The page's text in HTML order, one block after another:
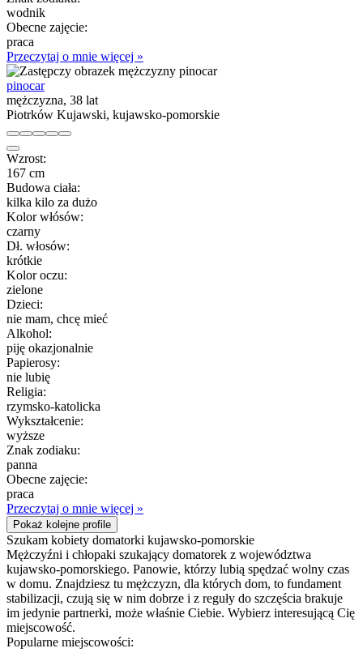
wodnik
Obecne zajęcie:
praca
Przeczytaj o mnie więcej »
pinocar
mężczyzna, 38 lat
Piotrków Kujawski, kujawsko-pomorskie
Wzrost:
167 cm
Budowa ciała:
kilka kilo za dużo
Kolor włósów:
czarny
Dł. włosów:
krótkie
Kolor oczu:
zielone
Dzieci:
nie mam, chcę mieć
Alkohol:
piję okazjonalnie
Papierosy:
nie lubię
Religia:
rzymsko-katolicka
Wykształcenie:
wyższe
Znak zodiaku:
panna
Obecne zajęcie:
praca
Przeczytaj o mnie więcej »
Pokaż kolejne profile
Szukam kobiety domatorki kujawsko-pomorskie
Mężczyźni i chłopaki szukający domatorek z województwa
kujawsko-pomorskiego. Panowie, którzy lubią spędzać wolny czas
w domu. Znajdziesz tu mężczyzn, dla których dom, to fundament
stabilizacji, czują się w nim dobrze i z reguły do szczęścia brakuje
im jedynie partnerki, może właśnie Ciebie. Wybierz interesującą Cię
miejscowość.
Popularne miejscowości: